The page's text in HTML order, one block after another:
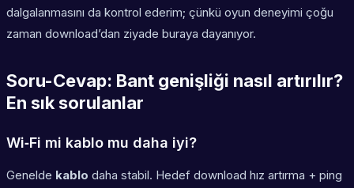
dalgalanmasını da kontrol ederim; çünkü oyun deneyimi çoğu
zaman download’dan ziyade buraya dayanıyor.
Soru-Cevap: Bant genişliği nasıl artırılır?
En sık sorulanlar
Wi‑Fi mi kablo mu daha iyi?
Genelde kablo daha stabil. Hedef download hız artırma + ping